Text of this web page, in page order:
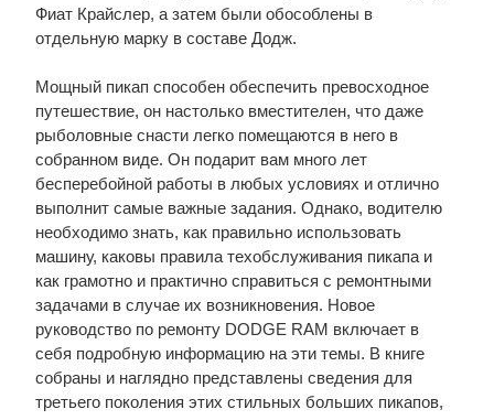
Фиат Крайслер, а затем были обособлены в
отдельную марку в составе Додж.
Мощный пикап способен обеспечить превосходное
путешествие, он настолько вместителен, что даже
рыболовные снасти легко помещаются в него в
собранном виде. Он подарит вам много лет
бесперебойной работы в любых условиях и отлично
выполнит самые важные задания. Однако, водителю
необходимо знать, как правильно использовать
машину, каковы правила техобслуживания пикапа и
как грамотно и практично справиться с ремонтными
задачами в случае их возникновения. Новое
руководство по ремонту DODGE RAM включает в
себя подробную информацию на эти темы. В книге
собраны и наглядно представлены сведения для
третьего поколения этих стильных больших пикапов,